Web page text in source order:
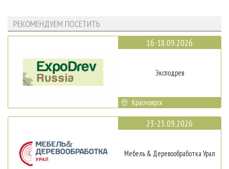
РЕКОМЕНДУЕМ ПОСЕТИТЬ
16-18.09.2026
Эксподрев
Красноярск
23-25.09.2026
Мебель & Деревообработка Урал